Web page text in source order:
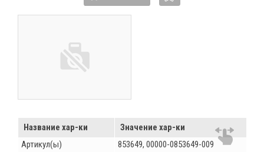
Название хар-ки
Значение хар-ки
Артикул(ы)
853649, 00000-0853649-009